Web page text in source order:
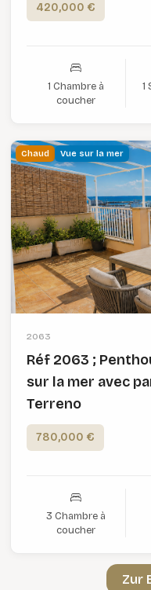
420,000 €
1 Chambre à
coucher
1
Chaud Vue sur la mer
2063
Réf 2063 ;
sur la mer avec
Terreno
780,000 €
3 Chambre à
coucher
Zur